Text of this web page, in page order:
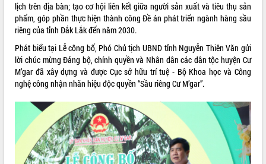
Diễn đàn Kinh tế tư nhân Việt Nam đột
phá cơ chế - Hợp tác công tư
cải cách hành chính tỉnh Đắk Lắk
Kết nối tour, đẩy mạnh chuyển đổi số
để phát triển du lịch Đắk Lắk
tầng kỹ thuật Cụm công nghiệp Tân
Gặp mặt các cơ quan báo chí nhân Kỷ
niệm 101 năm Ngày Báo chí Cách
mạng Việt Nam
lịch trên địa bàn; tạo cơ hội liên kết giữa người sản xuất và tiêu thụ sản
phẩm, góp phần thực hiện thành công Đề án phát triển ngành hàng sầu
riêng của tỉnh Đắk Lắk đến năm 2030.
Phát biểu tại Lễ công bố, Phó Chủ tịch UBND tỉnh Nguyễn Thiên Văn gửi
lời chúc mừng Đảng bộ, chính quyền và Nhân dân các dân tộc huyện Cư
M’gar đã xây dựng và được Cục sở hữu trí tuệ - Bộ Khoa học và Công
nghệ công nhận nhãn hiệu độc quyền “Sầu riêng Cư M’gar”.